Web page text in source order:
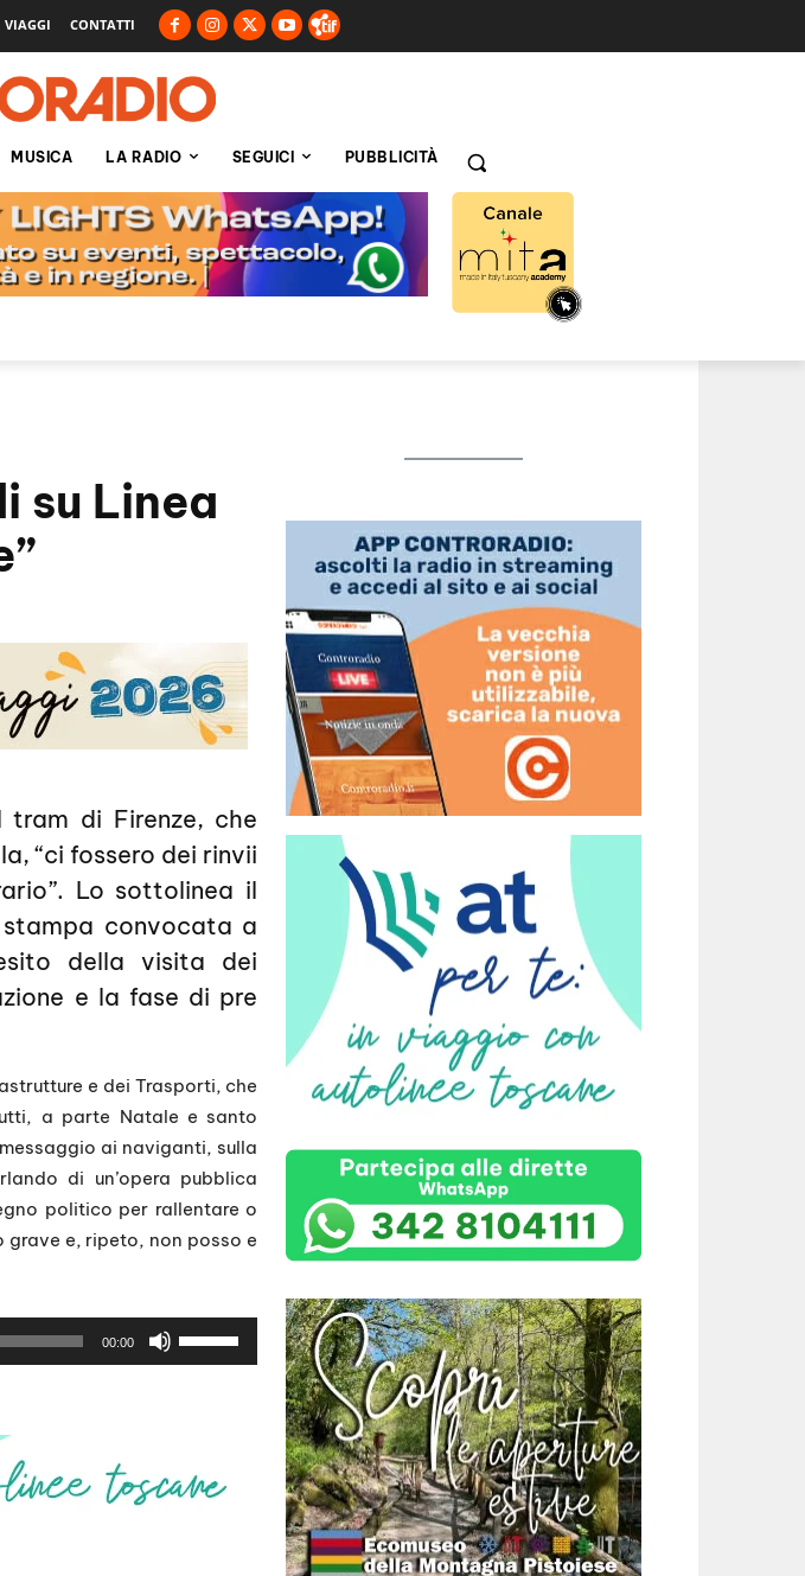
VIAGGI CONTATTI
MUSICA LA RADIO SEGUICI PUBBLICITÀ
su Linea
tram di Firenze, che
“ci fossero dei rinvii
Lo sottolinea il
convocata a
della visita dei
e la fase di pre
e dei Trasporti, che
a parte Natale e santo
ai naviganti, sulla
di un’opera pubblica
politico per rallentare o
grave e, ripeto, non posso e
00:00
s
a